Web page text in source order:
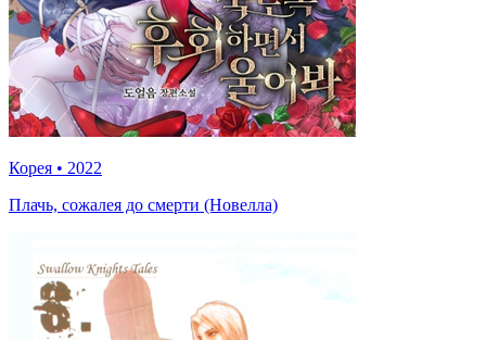
Корея • 2022
Плачь, сожалея до смерти (Новелла)